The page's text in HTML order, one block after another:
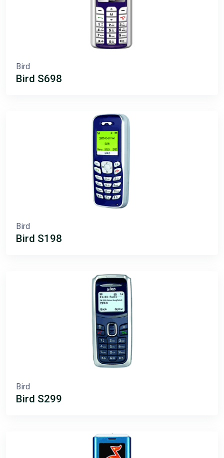
Bird
Bird S698
Bird
Bird S198
Bird
Bird S299